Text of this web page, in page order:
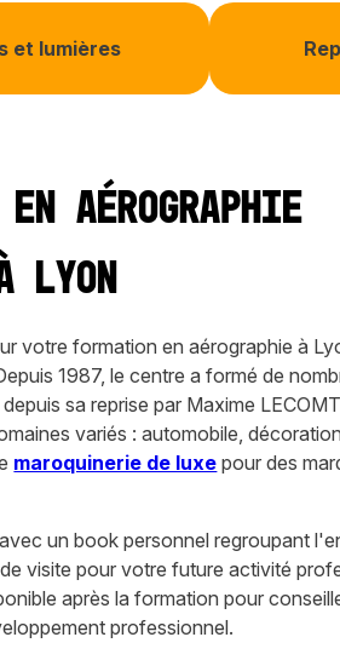
et lumières
aérographie
Lyon
votre formation en aérographie à
1987, le centre a formé de
sa reprise par Maxime
variés : automobile,
maroquinerie de luxe pour des
un book personnel regroupant
visite pour votre future activité
après la formation pour
professionnel.